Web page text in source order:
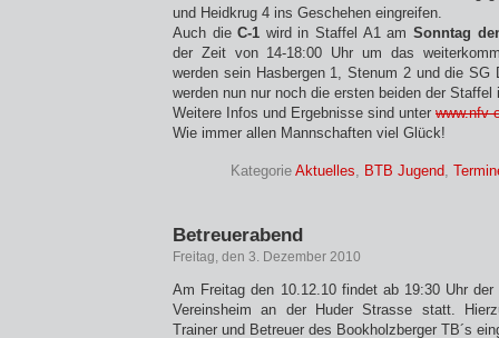
und Heidkrug 4 ins Geschehen eingreifen.
Auch dieC-1 wird in Staffel A1 am Sonntag
der Zeit von 14-18:00 Uhr um das
werden sein Hasbergen 1, Stenum 2 und die SG
werden nun nur noch die ersten beiden der
Weitere Infos und Ergebnisse sind unter
Wie immer allen Mannschaften viel Glück!
Kategorie Aktuelles, BTB Jugend,
Betreuerabend
Freitag, den 3. Dezember 2010
Am Freitag den 10.12.10 findet ab 19:30 Uhr der
Vereinsheim an der Huder Strasse statt.
Trainer und Betreuer des Bookholzberger TB´s